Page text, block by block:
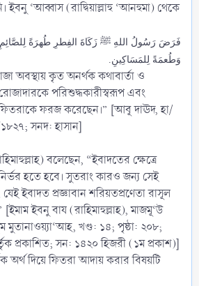
‘আব্বাস (রাদ্বিয়াল্লাহু ‘আনহুমা) থেকে
فَرَضَ رَسُولُ اللهِ ﷺ زَكَاةَ الفِطرِ طُهرَةً لِلصَّائِمِ
وَطُعمَةً لِلمَسَاكِينِ.
পরিশুদ্ধকারীস্বরূপ এবং
ফিতরাকে ফরজ করেছেন।” [আবূ দাঊদ, হা/
সনদ: হাসান]
বলেছেন, “ইবাদতের ক্ষেত্রে
হতে হবে। সুতরাং কারও জন্য সেই
ইবাদত প্রজ্ঞাবান শরিয়তপ্রণেতা রাসূল
মুতানাওয়্যা‘আহ, খণ্ড: ১৪; পৃষ্ঠা: ২০৮;
প্রকাশিত; সন: ১৪২০ হিজরী (১ম প্রকাশ)]
অর্থ দিয়ে ফিতরা আদায় করার বিষয়টি